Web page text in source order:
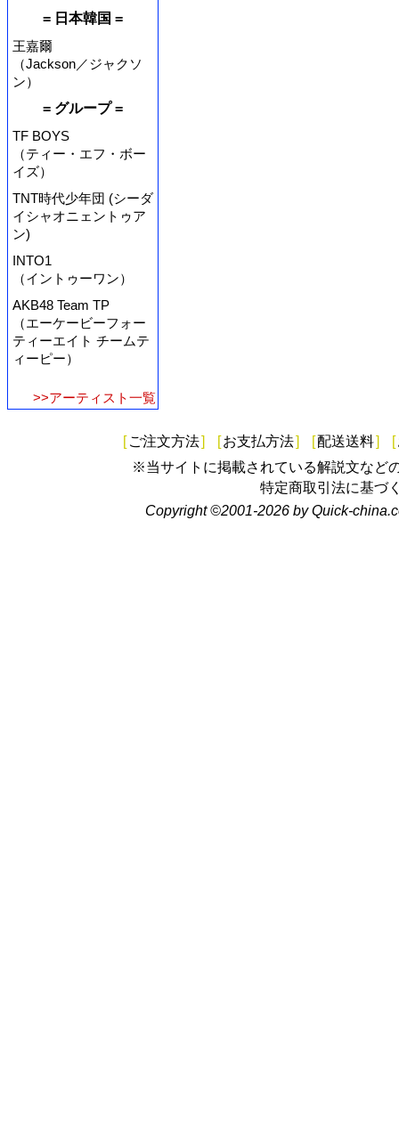
= 日本韓国 =
王嘉爾
（Jackson／ジャクソ
ン）
= グループ =
TF BOYS
（ティー・エフ・ボー
イズ）
TNT時代少年団 (シーダ
イシャオニェントゥア
ン)
INTO1
（イントゥーワン）
AKB48 Team TP
（エーケービーフォー
ティーエイト チームテ
ィーピー）
>>アーティスト一覧
[ ご注文方法] [お支払方法] [配送送料] [
※当サイトに掲載されている解説文など
特定商取引法に基づ
Copyright ©2001-2026 by Quick-